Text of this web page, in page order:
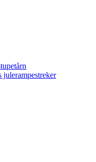
julerampestreker